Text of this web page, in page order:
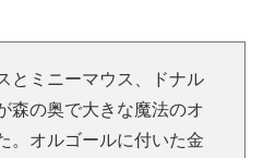
とミニーマウス、ドナル
森の奥で大きな魔法のオ
。オルゴールに付いた金